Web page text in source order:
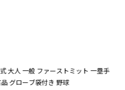
大人 一般 ファーストミット 一塁手
グローブ袋付き 野球